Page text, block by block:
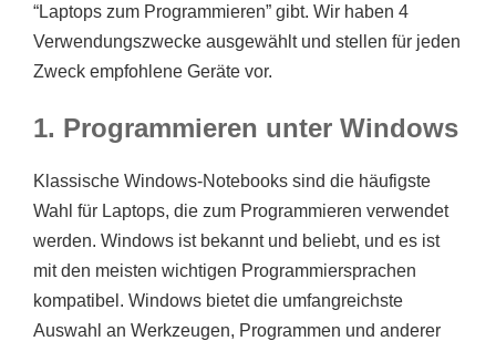
“Laptops zum Programmieren” gibt. Wir haben 4
Verwendungszwecke ausgewählt und stellen für jeden
Zweck empfohlene Geräte vor.
1. Programmieren unter Windows
Klassische Windows-Notebooks sind die häufigste
Wahl für Laptops, die zum Programmieren verwendet
werden. Windows ist bekannt und beliebt, und es ist
mit den meisten wichtigen Programmiersprachen
kompatibel. Windows bietet die umfangreichste
Auswahl an Werkzeugen, Programmen und anderer